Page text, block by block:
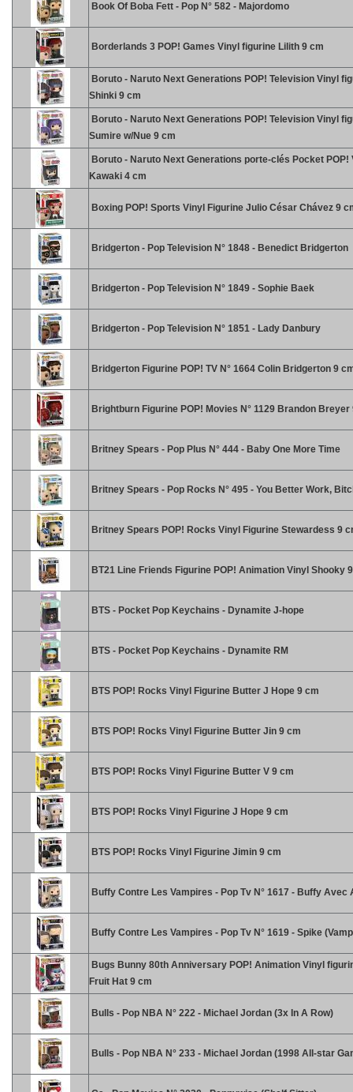
Book Of Boba Fett - Pop N° 582 - Majordomo
Borderlands 3 POP! Games Vinyl figurine Lilith 9 cm
Boruto - Naruto Next Generations POP! Television Vinyl
Shinki 9 cm
Boruto - Naruto Next Generations POP! Television Vinyl
Sumire w/Nue 9 cm
Boruto - Naruto Next Generations porte-clés Pocket POP!
Kawaki 4 cm
Boxing POP! Sports Vinyl Figurine Julio César Chávez 9
Bridgerton - Pop Television N° 1848 - Benedict Bridgerton
Bridgerton - Pop Television N° 1849 - Sophie Baek
Bridgerton - Pop Television N° 1851 - Lady Danbury
Bridgerton Figurine POP! TV N° 1664 Colin Bridgerton 9
Brightburn Figurine POP! Movies N° 1129 Brandon Breyer
Britney Spears - Pop Plus N° 444 - Baby One More Time
Britney Spears - Pop Rocks N° 495 - You Better Work,
Britney Spears POP! Rocks Vinyl Figurine Stewardess 9
BT21 Line Friends Figurine POP! Animation Vinyl Shooky
BTS - Pocket Pop Keychains - Dynamite J-hope
BTS - Pocket Pop Keychains - Dynamite RM
BTS POP! Rocks Vinyl Figurine Butter J Hope 9 cm
BTS POP! Rocks Vinyl Figurine Butter Jin 9 cm
BTS POP! Rocks Vinyl Figurine Butter V 9 cm
BTS POP! Rocks Vinyl Figurine J Hope 9 cm
BTS POP! Rocks Vinyl Figurine Jimin 9 cm
Buffy Contre Les Vampires - Pop Tv N° 1617 - Buffy Avec
Buffy Contre Les Vampires - Pop Tv N° 1619 - Spike
Bugs Bunny 80th Anniversary POP! Animation Vinyl
Fruit Hat 9 cm
Bulls - Pop NBA N° 222 - Michael Jordan (3x In A Row)
Bulls - Pop NBA N° 233 - Michael Jordan (1998 All-star